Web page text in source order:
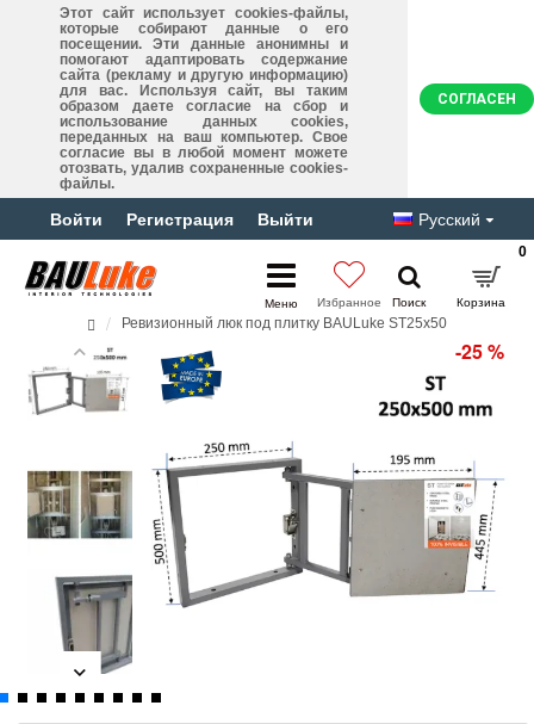
Этот сайт использует cookies-файлы,
которые собирают данные о его
посещении. Эти данные анонимны и
помогают адаптировать содержание
сайта (рекламу и другую информацию)
для вас. Используя сайт, вы таким
образом даете согласие на сбор и
использование данных cookies,
переданных на ваш компьютер. Свое
согласие вы в любой момент можете
отозвать, удалив сохраненные cookies-
файлы.
СОГЛАСЕН
Войти Регистрация Выйти Русский
0
Ревизионный люк под плитку BAULuke ST25x50
-25 %